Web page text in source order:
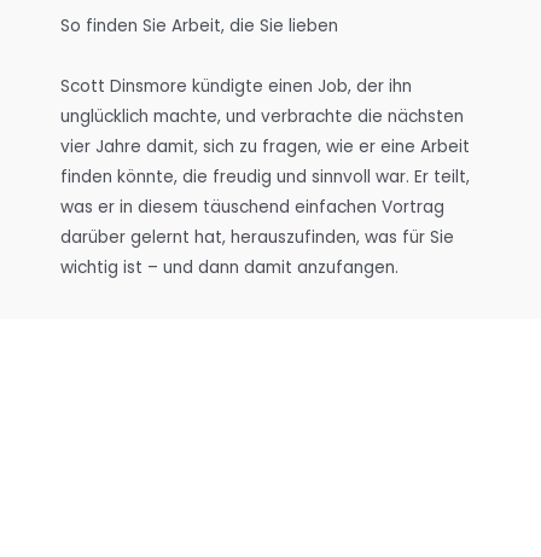
So finden Sie Arbeit, die Sie lieben
Scott Dinsmore kündigte einen Job, der ihn
unglücklich machte, und verbrachte die nächsten
vier Jahre damit, sich zu fragen, wie er eine Arbeit
finden könnte, die freudig und sinnvoll war. Er teilt,
was er in diesem täuschend einfachen Vortrag
darüber gelernt hat, herauszufinden, was für Sie
wichtig ist – und dann damit anzufangen.